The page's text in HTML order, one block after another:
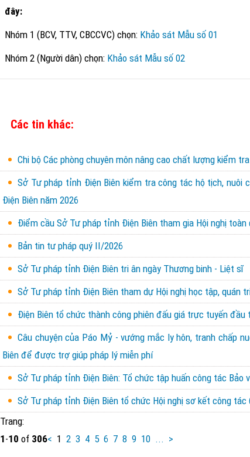
đây:
Nhóm 1 (BCV, TTV, CBCCVC) chọn: Khảo sát Mẫu số 01
Nhóm 2 (Người dân) chọn: Khảo sát Mẫu số 02
Các tin khác:
Chi bộ Các phòng chuyên môn nâng cao chất lượng kiểm
Sở Tư pháp tỉnh Điện Biên kiểm tra công tác hộ tịch, nuôi
Điện Biên năm 2026
Điểm cầu Sở Tư pháp tỉnh Điện Biên tham gia Hội nghị
Bản tin tư pháp quý II/2026
Sở Tư pháp tỉnh Điện Biên tri ân ngày Thương binh - Liệt sĩ
Sở Tư pháp tỉnh Điện Biên tham dự Hội nghị học tập, quán
Điện Biên tổ chức thành công phiên đấu giá trực tuyến
Câu chuyện của Páo Mỷ - vướng mắc ly hôn, tranh chấp
Biên để được trợ giúp pháp lý miễn phí
Sở Tư pháp tỉnh Điện Biên: Tổ chức tập huấn công tác
Sở Tư pháp tỉnh Điện Biên tổ chức Hội nghị sơ kết công tác
Trang:
1-10 of 306< 1 2 3 4 5 6 7 8 9 10 ... >